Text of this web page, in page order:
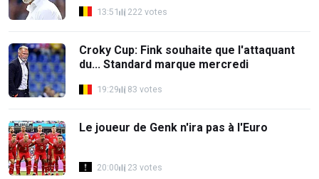
13:51 222 votes
Croky Cup: Fink souhaite que l'attaquant
du... Standard marque mercredi
19:29 83 votes
Le joueur de Genk n'ira pas à l'Euro
20:00 23 votes